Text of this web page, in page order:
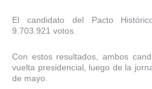
El candidato del Pacto
9.703.921 votos.
Con estos resultados, ambos
vuelta presidencial, luego de la
de mayo.